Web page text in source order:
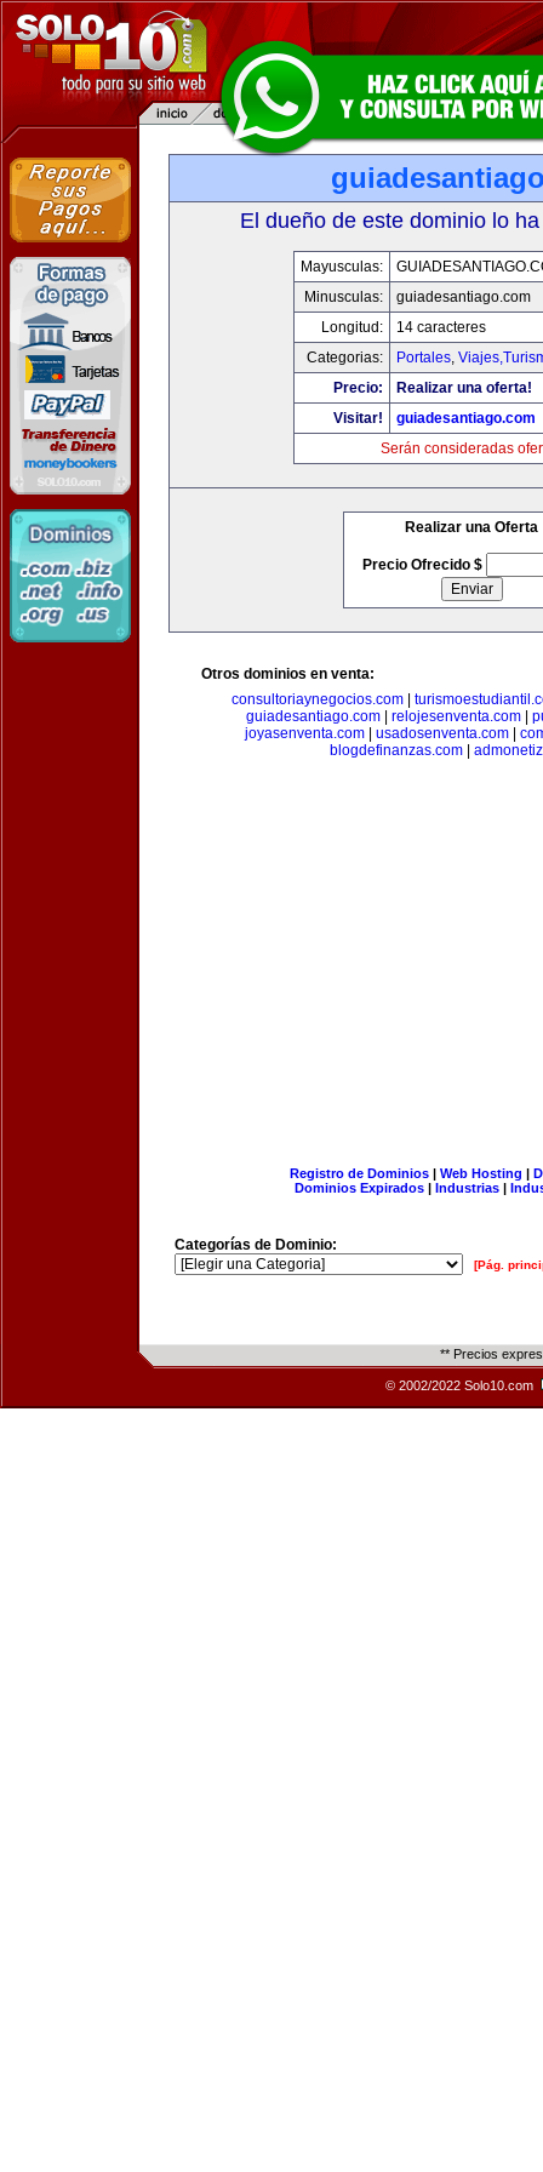
El dueño de este dominio lo
Mayusculas:
Minusculas:
guiadesantiago.com
Longitud:
14 caracteres
Categorias:
Portales,
Precio:
Realizar una oferta!
Visitar!
guiadesantiago.com
Serán consideradas
Realizar una Oferta
Precio Ofrecido $
Otros dominios en venta:
consultoriaynegocios.com
guiadesantiago.com| relojesenventa.com|
joyasenventa.com
usadosenventa.com
blogdefinanzas.com|
Registro de Dominios| Web Hosting |
Dominios Expirados | Industrias |
Categorías de Dominio:
[Pág.
** Precios
© 2002/2022 Solo10.com